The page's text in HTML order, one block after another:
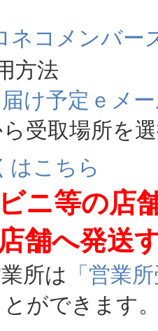
ネコメンバー
方法
届け予定ｅメ
受取場所を
はこちら
ニ等の店
舗へ発送
所は 「営業
ができます